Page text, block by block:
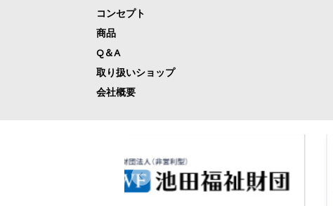
コンセプト
商品
Q＆A
取り扱いショップ
会社概要